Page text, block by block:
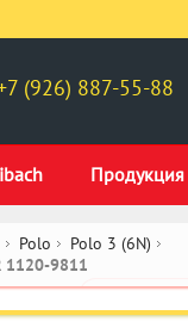
(926) 887-55-88
Polo Polo 3 (6N)
1120-9811